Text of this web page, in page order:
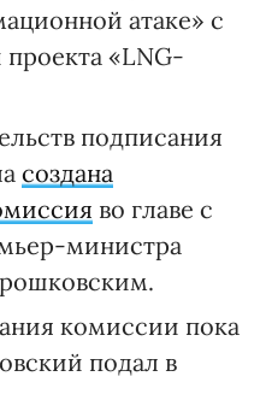
атаке» с
«LNG-
подписания
создана
во главе с
министра
комиссии пока
подал в